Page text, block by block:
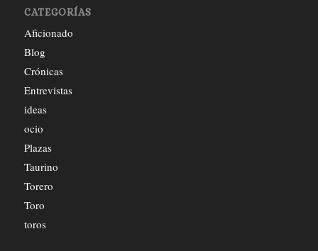
CATEGORÍAS
Aficionado
Blog
Crónicas
Entrevistas
ideas
ocio
Plazas
Taurino
Torero
Toro
toros